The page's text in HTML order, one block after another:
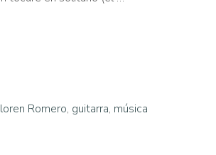
Romero, guitarra, música